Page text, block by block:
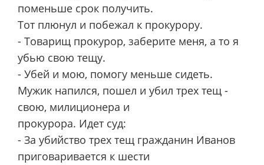
поменьше срок получить.
Тот плюнул и побежал к прокурору.
- Товарищ прокурор, заберите меня, а то я
убью свою тещу.
- Убей и мою, помогу меньше сидеть.
Мужик напился, пошел и убил трех тещ -
свою, милиционера и
прокурора. Идет суд:
- За убийство трех тещ гражданин Иванов
приговаривается к шести